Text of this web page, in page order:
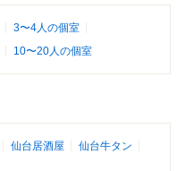
3〜4人の個室
10〜20人の個室
仙台居酒屋
仙台牛タン